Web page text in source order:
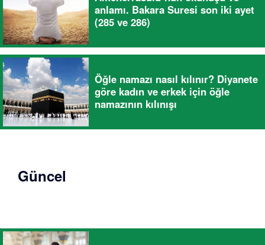
anlamı. Bakara Suresi son iki ayet
(285 ve 286)
Öğle namazı nasıl kılınır? Diyanete
göre kadın ve erkek için öğle
namazının kılınışı
Güncel